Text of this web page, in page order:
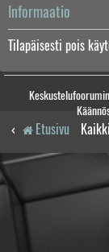
Informaatio
Tilapäisesti pois
Etusivu